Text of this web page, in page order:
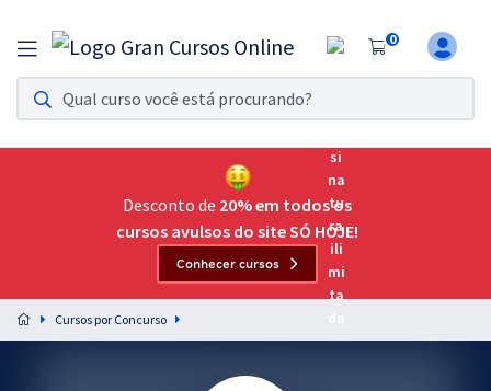
0
Assinatura Ilimitada 11
Acesso a todos os cursos. Teste grátis por 7 dias!
Assinatura OAB Até Passar
Acesso ilimitado a toda preparação para o Exame da
Preparação completa e intensiva para as principais
residências em saúde do Brasil
Desconto de 20% em todos os
cursos avulsos do site SÓ HOJE!
Conhecer cursos
Cursos por Concurso